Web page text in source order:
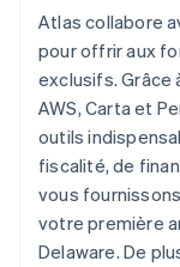
Atlas collabore
pour offrir aux
exclusifs. Grâce
AWS, Carta et
outils
fiscalité, de
vous
votre première
Delaware. De